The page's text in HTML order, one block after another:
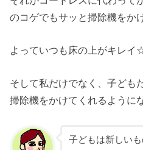
のコゲでもサッと掃除機をか
よっていつも床の上がキレイ
そして私だけでなく、子ども
掃除機をかけてくれるように
子どもは新しい